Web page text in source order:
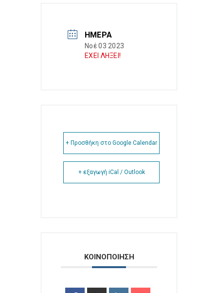
ΗΜΈΡΑ
Νοέ 03 2023
ΕΧΕΙ ΛΗΞΕΙ!
+ Προσθήκη στο Google Calendar
+ εξαγωγή iCal / Outlook
ΚΟΙΝΟΠΟΙΗΣΗ